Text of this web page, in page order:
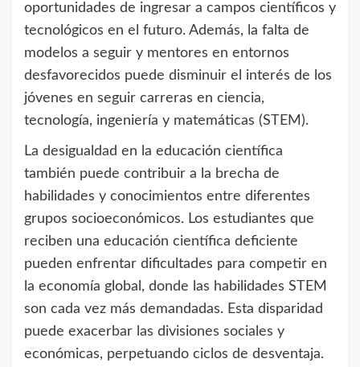
oportunidades de ingresar a campos científicos y
tecnológicos en el futuro. Además, la falta de
modelos a seguir y mentores en entornos
desfavorecidos puede disminuir el interés de los
jóvenes en seguir carreras en ciencia,
tecnología, ingeniería y matemáticas (STEM).
La desigualdad en la educación científica
también puede contribuir a la brecha de
habilidades y conocimientos entre diferentes
grupos socioeconómicos. Los estudiantes que
reciben una educación científica deficiente
pueden enfrentar dificultades para competir en
la economía global, donde las habilidades STEM
son cada vez más demandadas. Esta disparidad
puede exacerbar las divisiones sociales y
económicas, perpetuando ciclos de desventaja.